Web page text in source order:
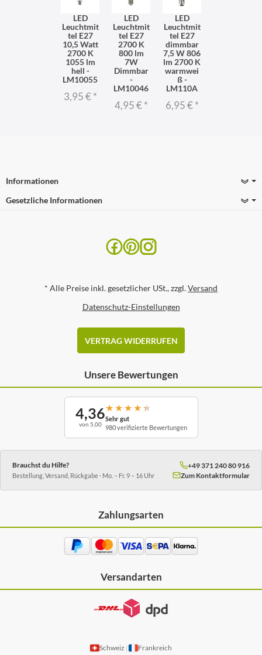
LED
Leuchtmit
tel E27
10,5 Watt
2700 K
1055 lm
hell -
LM10055
3,95 €*
LED
Leuchtmit
tel E27
2700 K
800 lm
7W
Dimmbar
-
LM10046
4,95 €*
LED
Leuchtmit
tel E27
dimmbar
7,5 W 806
lm 2700 K
warmwei
ß -
LM110A
6,95 €*
Informationen
Gesetzliche Informationen
* Alle Preise inkl. gesetzlicher USt., zzgl.Versand
Datenschutz-Einstellungen
VERTRAG WIDERRUFEN
Unsere Bewertungen
4,36
von 5,00
★ ★ ★ ★ ★
Sehr gut
980 verifizierte Bewertungen
Brauchst du Hilfe?
Bestellung, Versand, Rückgabe · Mo. – Fr. 9 – 16 Uhr
+49 371 240 80 916
Zum Kontaktformular
Zahlungsarten
Versandarten
Schweiz | Frankreich